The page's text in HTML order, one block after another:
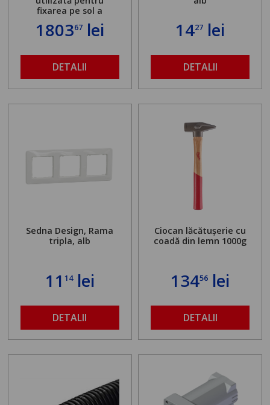
fixarea pe sol a
standului mașinii de
găurit în locul
maximă admisă de 500
kg și înălțime reglabilă
de la 1,8 la 2,9 m
180367lei
DETALII
1427 lei
DETALII
Sedna Design, Rama
tripla, alb
11 14lei
DETALII
Ciocan lăcătușerie cu
coadă din lemn 1000g
13456 lei
DETALII